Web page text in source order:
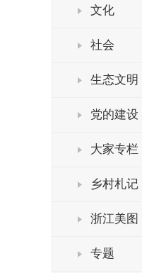
文化
社会
生态文明
党的建设
大家专栏
乡村札记
浙江美图
专题